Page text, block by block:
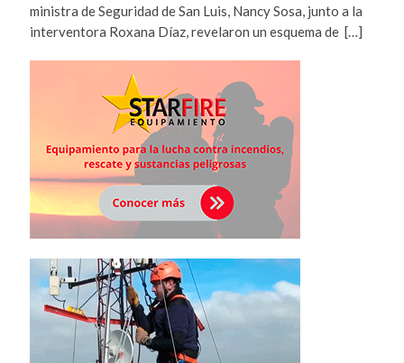
ministra de Seguridad de San Luis, Nancy Sosa, junto a la
interventora Roxana Díaz, revelaron un esquema de […]